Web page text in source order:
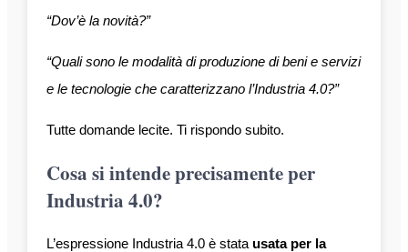
“Dov’è la novità?”
“Quali sono le modalità di produzione di beni e servizi
e le tecnologie che caratterizzano l’Industria 4.0?”
Tutte domande lecite. Ti rispondo subito.
Cosa si intende precisamente per
Industria 4.0?
L’espressione Industria 4.0 è stata usata per la